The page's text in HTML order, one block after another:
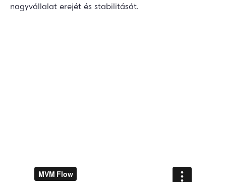
nagyvállalat erejét és stabilitását.